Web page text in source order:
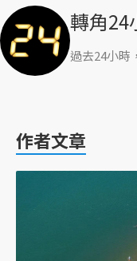
轉角24
過去24小時
作者文章